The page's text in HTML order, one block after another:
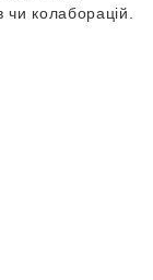
чи колаборацій.